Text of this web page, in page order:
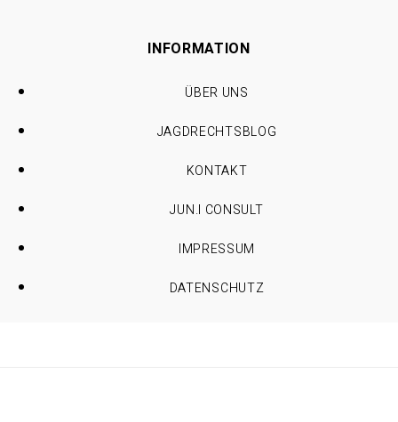
INFORMATION
ÜBER UNS
JAGDRECHTSBLOG
KONTAKT
JUN.I CONSULT
IMPRESSUM
DATENSCHUTZ